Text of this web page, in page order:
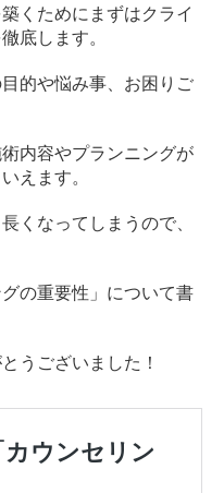
くためにまずはクライ
底します。
的や悩み事、お困りご
内容やプランニングが
えます。
くなってしまうので、
の重要性」について書
うございました！